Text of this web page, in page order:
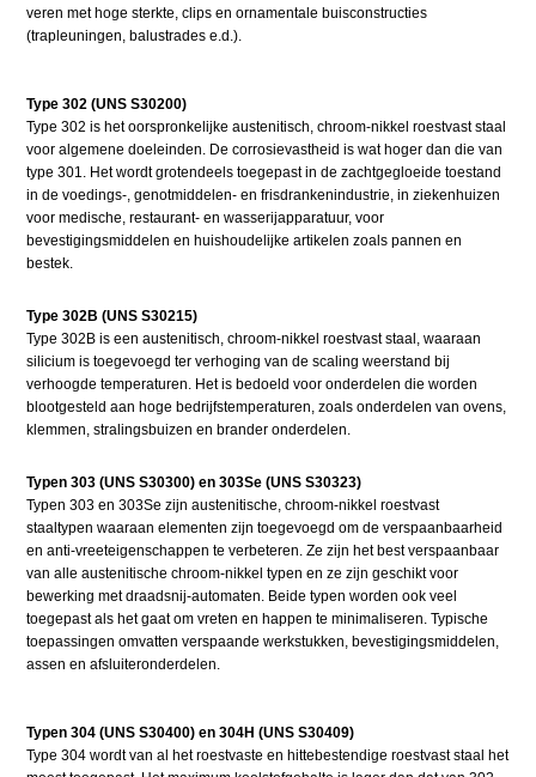
veren met hoge sterkte, clips en ornamentale buisconstructies
(trapleuningen, balustrades e.d.).
Type 302 (UNS S30200)
Type 302 is het oorspronkelijke austenitisch, chroom-nikkel roestvast staal
voor algemene doeleinden. De corrosievastheid is wat hoger dan die van
type 301. Het wordt grotendeels toegepast in de zachtgegloeide toestand
in de voedings-, genotmiddelen- en frisdrankenindustrie, in ziekenhuizen
voor medische, restaurant- en wasserijapparatuur, voor
bevestigingsmiddelen en huishoudelijke artikelen zoals pannen en
bestek.
Type 302B (UNS S30215)
Type 302B is een austenitisch, chroom-nikkel roestvast staal, waaraan
silicium is toegevoegd ter verhoging van de scaling weerstand bij
verhoogde temperaturen. Het is bedoeld voor onderdelen die worden
blootgesteld aan hoge bedrijfstemperaturen, zoals onderdelen van ovens,
klemmen, stralingsbuizen en brander onderdelen.
Typen 303 (UNS S30300) en 303Se (UNS S30323)
Typen 303 en 303Se zijn austenitische, chroom-nikkel roestvast
staaltypen waaraan elementen zijn toegevoegd om de verspaanbaarheid
en anti-vreeteigenschappen te verbeteren. Ze zijn het best verspaanbaar
van alle austenitische chroom-nikkel typen en ze zijn geschikt voor
bewerking met draadsnij-automaten. Beide typen worden ook veel
toegepast als het gaat om vreten en happen te minimaliseren. Typische
toepassingen omvatten verspaande werkstukken, bevestigingsmiddelen,
assen en afsluiteronderdelen.
Typen 304 (UNS S30400) en 304H (UNS S30409)
Type 304 wordt van al het roestvaste en hittebestendige roestvast staal het